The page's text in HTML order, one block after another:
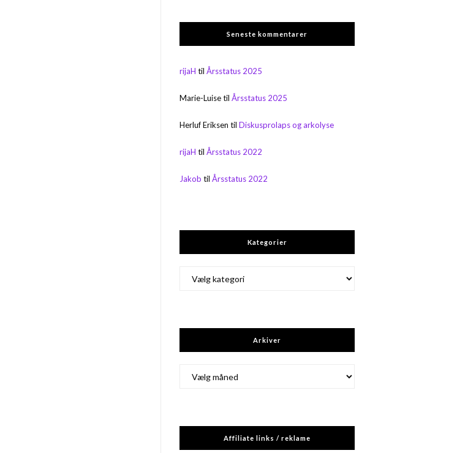
Seneste kommentarer
rijaH tilÅrsstatus 2025
Marie-LuisetilÅrsstatus 2025
Herluf Eriksen tilDiskusprolaps og arkolyse
rijaH tilÅrsstatus 2022
Jakob tilÅrsstatus 2022
Kategorier
Arkiver
Affiliate links / reklame